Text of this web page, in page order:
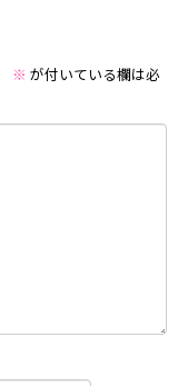
※ が付いている欄は必